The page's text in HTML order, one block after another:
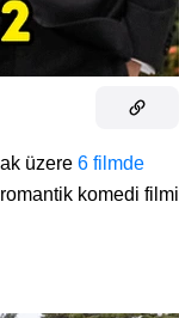
üzere 6 filmde
komedi filmi